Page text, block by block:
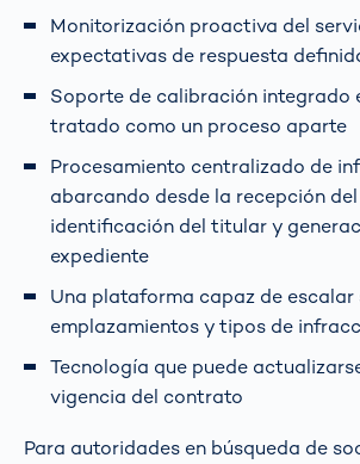
Monitorización proactiva del
expectativas de respuesta
Soporte de calibración integrado
tratado como un proceso aparte
Procesamiento centralizado de
abarcando desde la recepción del
identificación del titular y
expediente
Una plataforma capaz de escalar
emplazamientos y tipos de
Tecnología que puede
vigencia del contrato
Para autoridades en búsqueda de